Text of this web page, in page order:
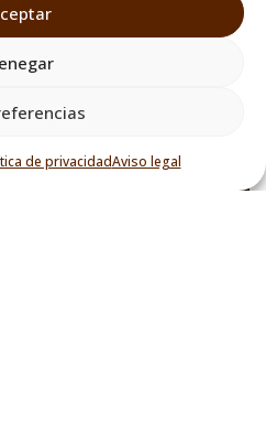
de privacidadAviso legal